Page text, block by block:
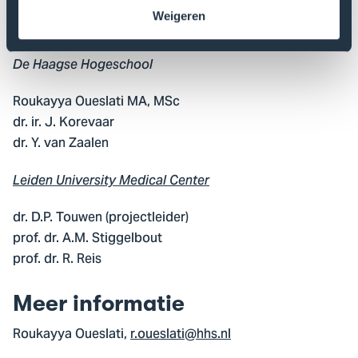
Weigeren
Aan dit onderzoek werken:
De Haagse Hogeschool
Roukayya Oueslati MA, MSc
dr. ir. J. Korevaar
dr. Y. van Zaalen
Leiden University Medical Center
dr. D.P. Touwen (projectleider)
prof. dr. A.M. Stiggelbout
prof. dr. R. Reis
Meer informatie
Roukayya Oueslati,r.oueslati@hhs.nl